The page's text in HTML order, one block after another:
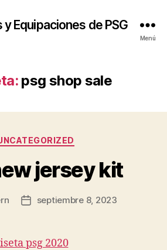
Equipaciones de PSG
Menú
psg shop sale
Categorías
jersey kit
Fecha
entrada
septiembre 8, 2023